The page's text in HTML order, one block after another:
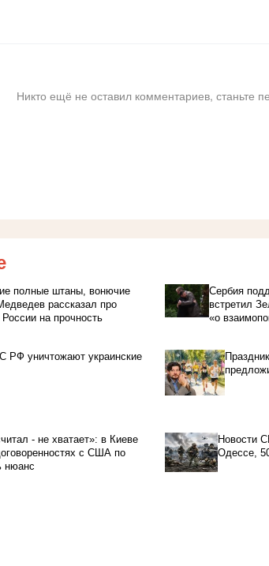
Никто ещё не оставил комментариев, станьте
полные штаны, вонючие
рассказал про
на прочность
Сербия
встретил
«о
РФ уничтожают украинские
- не хватает»: в Киеве
с США по
нюанс
Новости
Одессе,